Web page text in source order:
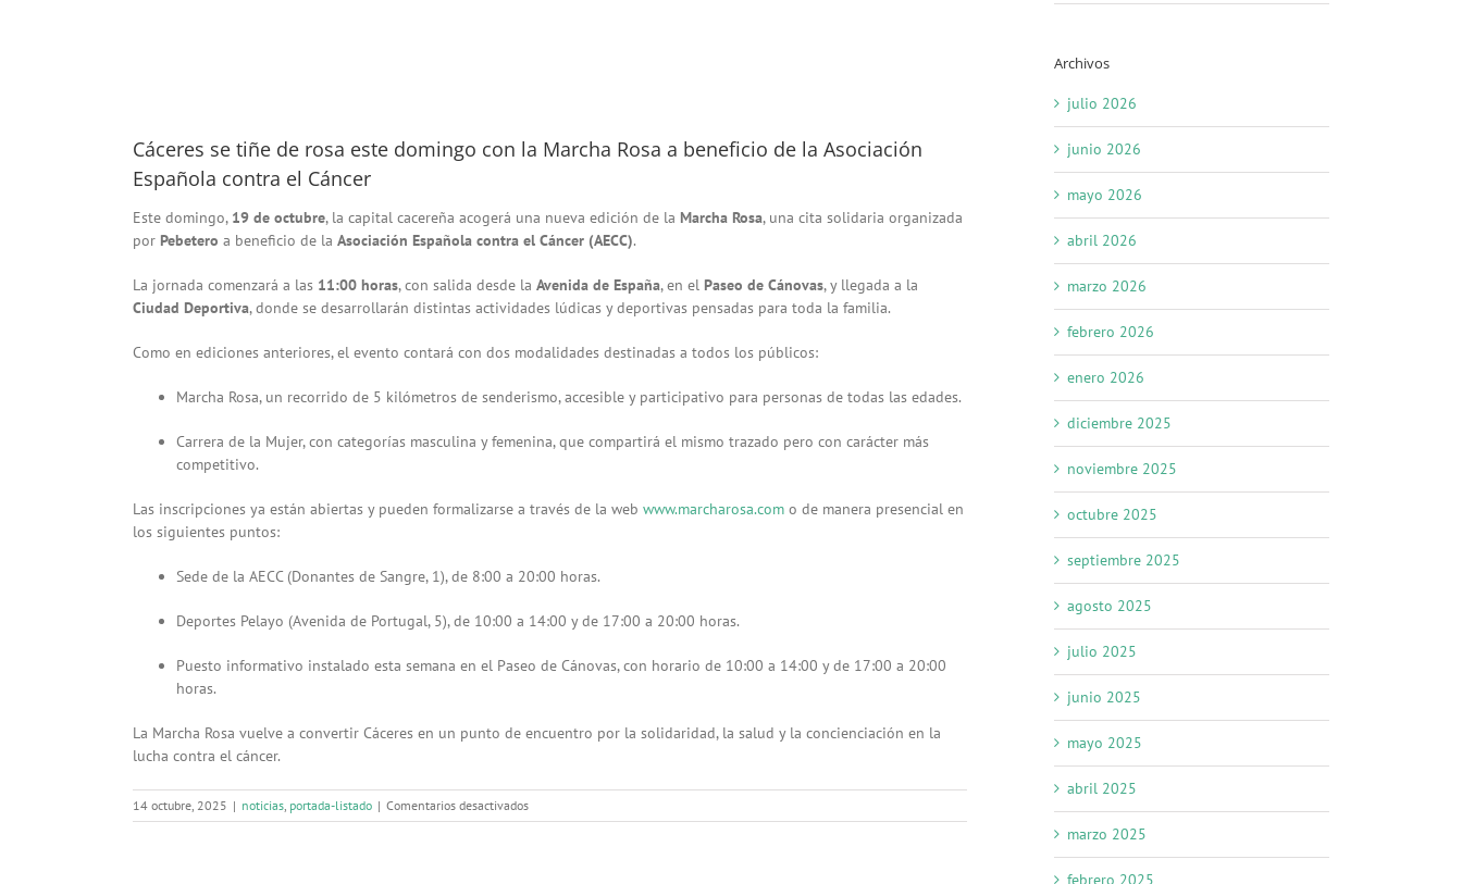
Cáceres se tiñe de rosa este domingo con la Marcha Rosa a beneficio de la Asociación
Española contra el Cáncer
Este domingo, 19 de octubre, la capital cacereña acogerá una nueva edición de la Marcha Rosa, una cita solidaria organizada
por Pebetero a beneficio de la Asociación Española contra el Cáncer (AECC).
La jornada comenzará a las 11:00 horas, con salida desde la Avenida de España, en el Paseo de Cánovas, y llegada a la
Ciudad Deportiva, donde se desarrollarán distintas actividades lúdicas y deportivas pensadas para toda la familia.
Como en ediciones anteriores, el evento contará con dos modalidades destinadas a todos los públicos:
Marcha Rosa, un recorrido de 5 kilómetros de senderismo, accesible y participativo para personas de todas las edades.
Carrera de la Mujer, con categorías masculina y femenina, que compartirá el mismo trazado pero con carácter más
competitivo.
Las inscripciones ya están abiertas y pueden formalizarse a través de la web www.marcharosa.com o de manera presencial en
los siguientes puntos:
Sede de la AECC (Donantes de Sangre, 1), de 8:00 a 20:00 horas.
Deportes Pelayo (Avenida de Portugal, 5), de 10:00 a 14:00 y de 17:00 a 20:00 horas.
Puesto informativo instalado esta semana en el Paseo de Cánovas, con horario de 10:00 a 14:00 y de 17:00 a 20:00
horas.
La Marcha Rosa vuelve a convertir Cáceres en un punto de encuentro por la solidaridad, la salud y la concienciación en la
lucha contra el cáncer.
14 octubre, 2025 | noticias portada-listado | Comentarios desactivadosen
Cáceres
Archivos
julio 2026
junio 2026
mayo 2026
abril 2026
marzo 2026
febrero 2026
enero 2026
diciembre 2025
noviembre 2025
octubre 2025
septiembre 2025
agosto 2025
julio 2025
junio 2025
mayo 2025
abril 2025
marzo 2025
febrero 2025